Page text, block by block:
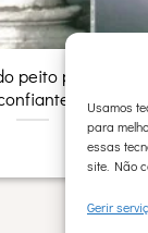
Usamos
para
essas
site. Não
Gerir
peito para me